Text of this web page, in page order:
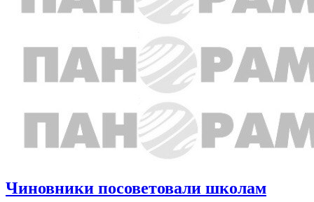
Чиновники посоветовали школам